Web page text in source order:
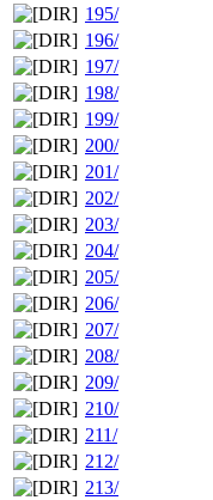
195/
196/
197/
198/
199/
200/
201/
202/
203/
204/
205/
206/
207/
208/
209/
210/
211/
212/
213/